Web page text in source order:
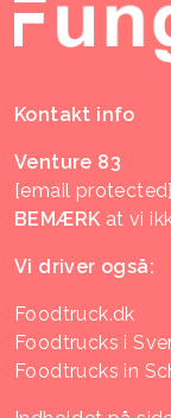
Kontakt info
Venture 83
[email protected]
BEMÆRK at vi
Vi driver også:
Foodtruck.dk
Foodtrucks i
Foodtrucks in